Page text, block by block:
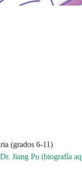
(grados 6-11)
Jiang Pu (biografía